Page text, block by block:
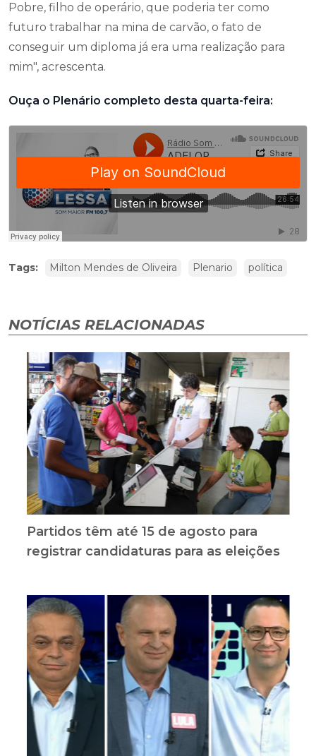
Pobre, filho de operário, que poderia ter como
futuro trabalhar na mina de carvão, o fato de
conseguir um diploma já era uma realização para
mim", acrescenta.
Ouça o Plenário completo desta quarta-feira:
Tags: Milton Mendes de Oliveira Plenario política
NOTÍCIAS RELACIONADAS
Partidos têm até 15 de agosto para
registrar candidaturas para as eleições